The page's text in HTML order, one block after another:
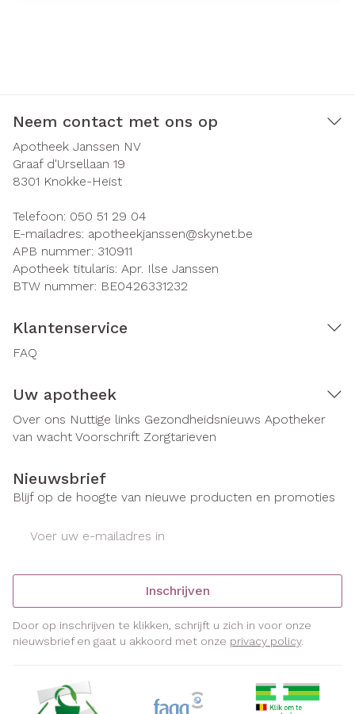
Neem contact met ons op
Apotheek Janssen NV
Graaf d'Ursellaan 19
8301 Knokke-Heist
Telefoon: 050 51 29 04
E-mailadres: apotheekjanssen@skynet.be
APB nummer: 310911
Apotheek titularis: Apr. Ilse Janssen
BTW nummer: BE0426331232
Klantenservice
FAQ
Uw apotheek
Over ons Nuttige links Gezondheidsnieuws Apotheker
van wacht Voorschrift Zorgtarieven
Nieuwsbrief
Blijf op de hoogte van nieuwe producten en promoties
Inschrijven
Door op inschrijven te klikken, schrijft u zich in voor onze
nieuwsbrief en gaat u akkoord met onze privacy policy.